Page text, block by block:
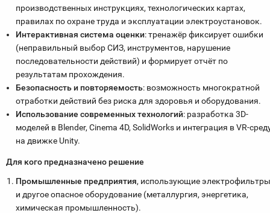
производственных инструкциях, технологических картах,
правилах по охране труда и эксплуатации электроустановок.
Интерактивная система оценки: тренажёр фиксирует ошибки
(неправильный выбор СИЗ, инструментов, нарушение
последовательности действий) и формирует отчёт по
результатам прохождения.
Безопасность и повторяемость: возможность многократной
отработки действий без риска для здоровья и оборудования.
Использование современных технологий: разработка 3D-
моделей в Blender, Cinema 4D, SolidWorks и интеграция в VR-
на движке Unity.
Для кого предназначено решение
Промышленные предприятия, использующие
и другое опасное оборудование (металлургия, энергетика,
химическая промышленность).